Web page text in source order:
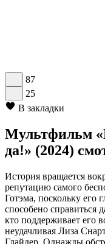
87
25
В закладки
Мультфильм
да!» (2024)
История вращается
репутацию самого
Готэма, поскольку его
способено справиться
кто поддерживает его
неудачливая Лиза
Глайдер. Однажды